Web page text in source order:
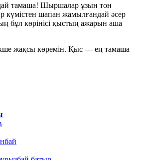
тамаша! Шыршалар ұзын тон
күмістен шапан жамылғандай әсер
бұл көрінісі қыстың ажарын аша
жақсы көремін. Қыс — ең тамаша